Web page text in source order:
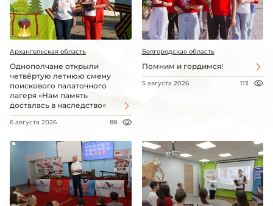
Архангельская область
Однополчане открыли
четвёртую летнюю смену
поискового палаточного
лагеря «Нам память
досталась в наследство»
6 августа 2026 88
Белгородская область
Помним и гордимся!
5 августа 2026 113